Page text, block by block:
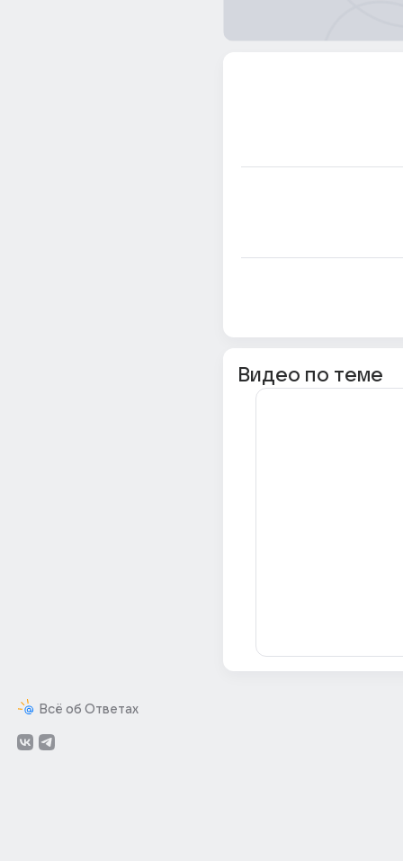
Всё об Ответах
Видео по теме